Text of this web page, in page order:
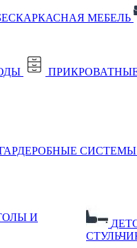
МЕБЕЛЬ
СИСТЕМЫ
И